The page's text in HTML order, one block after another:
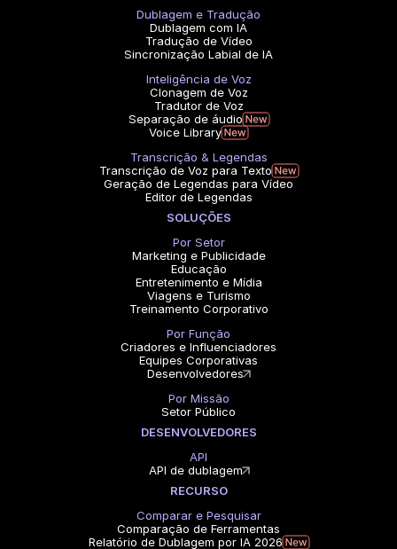
Dublagem e Tradução
Dublagem com IA
Tradução de Vídeo
Sincronização Labial de IA
Inteligência de Voz
Clonagem de Voz
Tradutor de Voz
Separação de áudio
Voice Library
Transcrição & Legendas
Transcrição de Voz para Texto
Geração de Legendas para Vídeo
Editor de Legendas
SOLUÇÕES
Por Setor
Marketing e Publicidade
Educação
Entretenimento e Mídia
Viagens e Turismo
Treinamento Corporativo
Por Função
Criadores e Influenciadores
Equipes Corporativas
Desenvolvedores
Por Missão
Setor Público
DESENVOLVEDORES
API
API de dublagem
RECURSO
Comparar e Pesquisar
Comparação de Ferramentas
Relatório de Dublagem por IA 2026